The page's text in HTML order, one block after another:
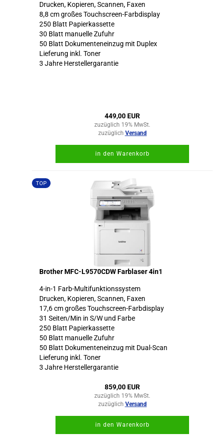
Drucken, Kopieren, Scannen, Faxen
8,8 cm großes Touchscreen-Farbdisplay
250 Blatt Papierkassette
30 Blatt manuelle Zufuhr
50 Blatt Dokumenteneinzug mit Duplex
Lieferung inkl. Toner
3 Jahre Herstellergarantie
449,00 EUR
zuzüglich 19% MwSt.
zuzüglich Versand
in den Warenkorb
TOP
Brother MFC-L9570CDW Farblaser 4in1
4-in-1 Farb-Multifunktionssystem
Drucken, Kopieren, Scannen, Faxen
17,6 cm großes Touchscreen-Farbdisplay
31 Seiten/Min in S/W und Farbe
250 Blatt Papierkassette
50 Blatt manuelle Zufuhr
50 Blatt Dokumenteneinzug mit Dual-Scan
Lieferung inkl. Toner
3 Jahre Herstellergarantie
859,00 EUR
zuzüglich 19% MwSt.
zuzüglich Versand
in den Warenkorb